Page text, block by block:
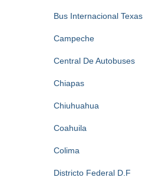
Bus Internacional Texas
Campeche
Central De Autobuses
Chiapas
Chiuhuahua
Coahuila
Colima
Districto Federal D.F